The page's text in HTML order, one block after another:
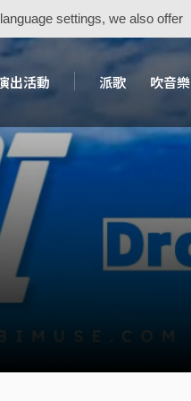
settings, we also offer
出活動 派歌 吹音樂